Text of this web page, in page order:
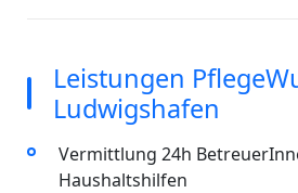
Leistungen
Ludwigshafen
Vermittlung 24h
Haushaltshilfen